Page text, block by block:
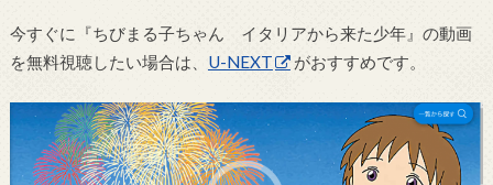
今すぐに『ちびまる子ちゃん イタリアから来た少年』の動画
を無料視聴したい場合は、 U-NEXT がおすすめです。